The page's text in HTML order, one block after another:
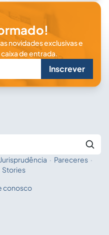
novidades exclusivas e
de entrada.
Inscrever
a IA
Jurisprudência · Pareceres ·
Stories
conosco